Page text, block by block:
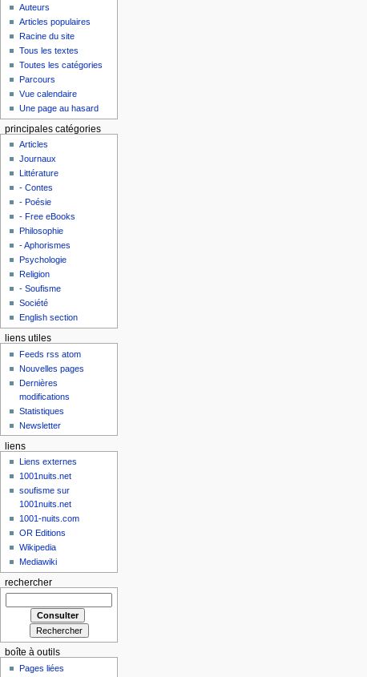
Auteurs
Articles populaires
Racine du site
Tous les textes
Toutes les catégories
Parcours
Vue calendaire
Une page au hasard
principales catégories
Articles
Journaux
Littérature
- Contes
- Poésie
- Free eBooks
Philosophie
- Aphorismes
Psychologie
Religion
- Soufisme
Société
English section
liens utiles
Feeds rss atom
Nouvelles pages
Dernières
modifications
Statistiques
Newsletter
liens
Liens externes
1001nuits.net
soufisme sur
1001nuits.net
1001-nuits.com
OR Editions
Wikipedia
Mediawiki
rechercher
boîte à outils
Pages liées